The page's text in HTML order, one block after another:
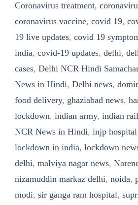
Coronavirus treatment,
coronavirus vaccine, covid 19,
19 live updates, covid 19
india, covid-19 updates, delhi,
cases, Delhi NCR Hindi Samachar
News in Hindi, Delhi news,
food delivery, ghaziabad news,
lockdown, indian army, indian
NCR News in Hindi, lnjp
lockdown in india, lockdown
delhi, malviya nagar news,
nizamuddin markaz delhi, noida,
modi, sir ganga ram hospital,